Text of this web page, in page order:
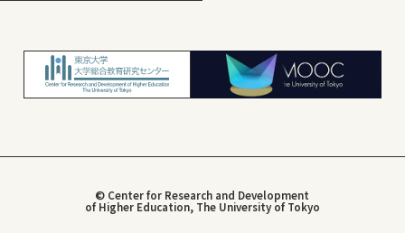
© Center for Research and Development
of Higher Education, The University of Tokyo